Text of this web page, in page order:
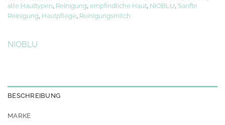
alle Hauttypen Reinigung empfindliche Haut NIOBLU Sanfte
Reinigung Hautpflege Reinigungsmilch
NIOBLU
BESCHREIBUNG
MARKE